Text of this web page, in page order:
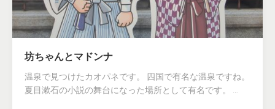
坊ちゃんとマドンナ
温泉で見つけたカオパネです。 四国で有名な温泉ですね。
夏目漱石の小説の舞台になった場所として有名です。 …